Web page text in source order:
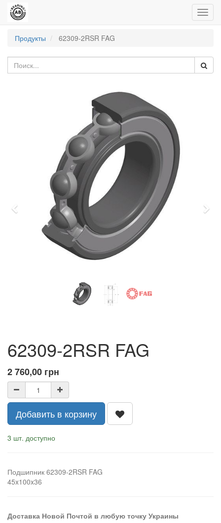
Продукты
62309-2RSR FAG
Previous
62309-2RSR FAG
2 760,00 грн
Добавить в корзину
3 шт. доступно
Подшипник 62309-2RSR FAG
45x100x36
Доставка Новой Почтой в любую точку Украины